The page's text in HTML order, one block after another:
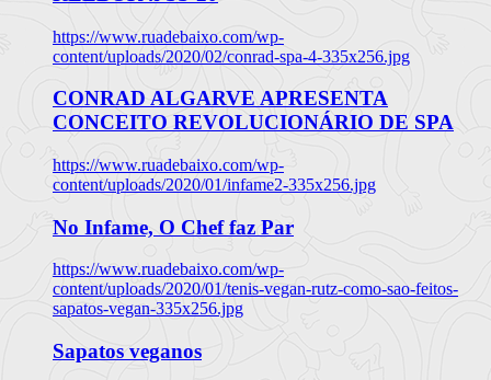
https://www.ruadebaixo.com/wp-
content/uploads/2020/02/conrad-spa-4-335x256.jpg
CONRAD ALGARVE APRESENTA
CONCEITO REVOLUCIONÁRIO DE SPA
https://www.ruadebaixo.com/wp-
content/uploads/2020/01/infame2-335x256.jpg
No Infame, O Chef faz Par
https://www.ruadebaixo.com/wp-
content/uploads/2020/01/tenis-vegan-rutz-como-sao-feitos-
sapatos-vegan-335x256.jpg
Sapatos veganos